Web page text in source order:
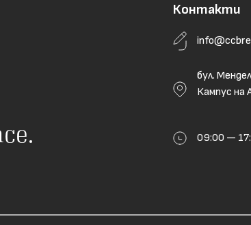
Контакти
бул.
Кампус на
09:00 —